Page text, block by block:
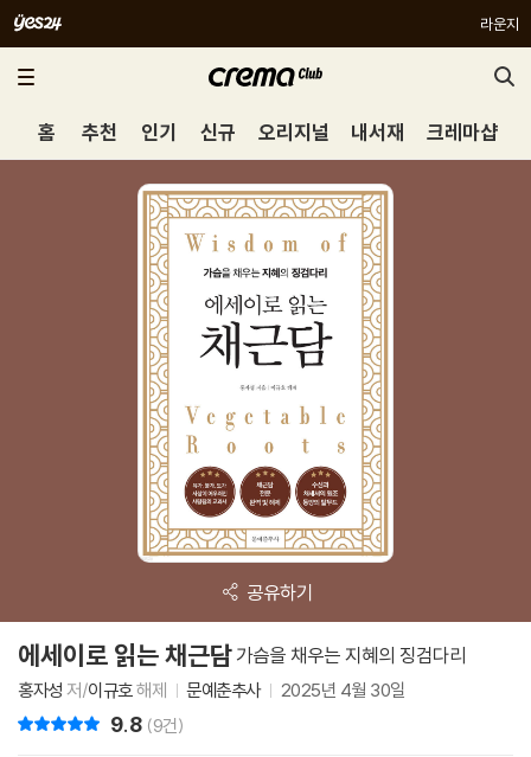
라운지
홈 추천 인기 신규 오리지널 내서재 크레마샵
공유하기
에세이로 읽는 채근담 가슴을 채우는 지혜의 징검다리
홍자성 저/이규호해제 문예춘추사 2025년 4월 30일
9.8 (9건)